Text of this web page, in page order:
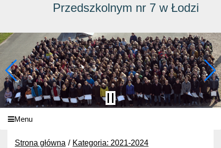
Przedszkolnym nr 7 w Łodzi
Menu
Strona główna
Kategoria: 2021-2024